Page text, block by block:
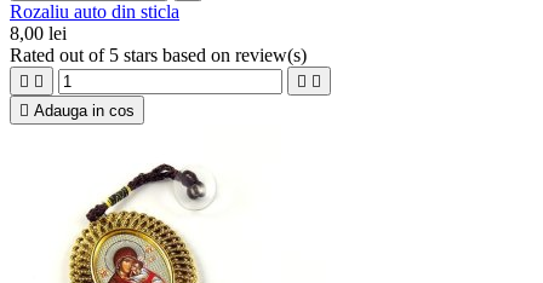
Rozaliu auto din sticla
8,00 lei
Rated out of 5 stars based on review(s)
   
 Adauga in cos